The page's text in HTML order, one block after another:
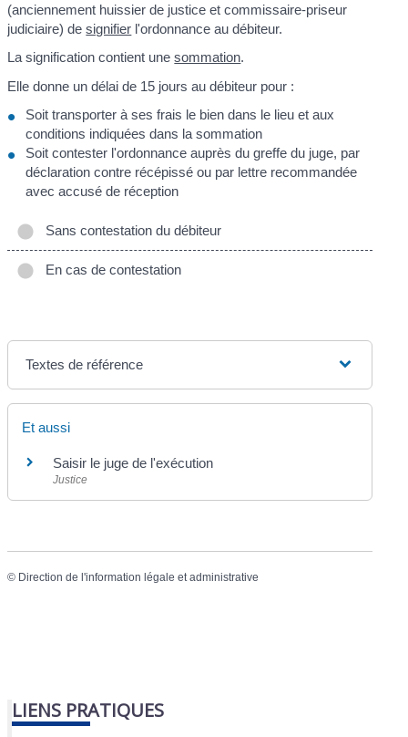
(anciennement huissier de justice et commissaire-priseur
judiciaire) designifier l'ordonnance au débiteur.
La signification contient unesommation.
Elle donne un délai de 15 jours au débiteur pour :
Soit transporter à ses frais le bien dans le lieu et aux
conditions indiquées dans la sommation
Soit contester l'ordonnance auprès du greffe du juge, par
déclaration contre récépissé ou par lettre recommandée
avec accusé de réception
Sans contestation du débiteur
En cas de contestation
Textes de référence
Et aussi
Saisir le juge de l'exécution
Justice
© Direction de l'information légale et administrative
LIENS PRATIQUES